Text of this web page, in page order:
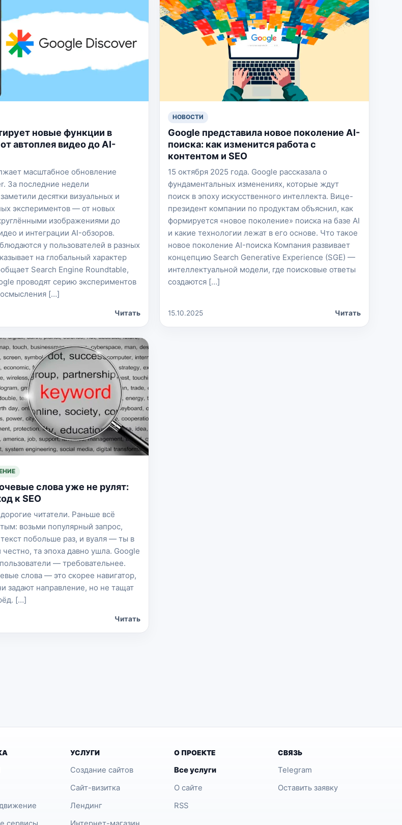
новые функции в
автоплея видео до AI-
масштабное обновление
За последние недели
десятки визуальных и
экспериментов — от новых
изображениями до
и интеграции AI-обзоров.
у пользователей в разных
на глобальный характер
Search Engine Roundtable,
проводят серию экспериментов
[…]
Читать
НОВОСТИ
Google представила новое поколение AI-
поиска: как изменится работа с
контентом и SEO
15 октября 2025 года. Google рассказала о
фундаментальных изменениях, которые ждут
поиск в эпоху искусственного интеллекта. Вице-
президент компании по продуктам объяснил, как
формируется «новое поколение» поиска на базе AI
и какие технологии лежат в его основе. Что такое
новое поколение AI-поиска Компания развивает
концепцию Search Generative Experience (SGE) —
интеллектуальной модели, где поисковые ответы
создаются […]
15.10.2025 Читать
слова уже не рулят:
к SEO
читатели. Раньше всё
возьми популярный запрос,
побольше раз, и вуаля — ты в
та эпоха давно ушла. Google
— требовательнее.
слова — это скорее навигатор,
задают направление, но не тащат
[…]
Читать
УСЛУГИ
Создание сайтов
Сайт-визитка
Лендинг
О ПРОЕКТЕ
Все услуги
О сайте
RSS
СВЯЗЬ
Telegram
Оставить заявку